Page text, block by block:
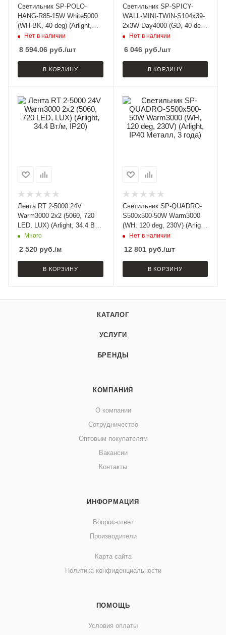
Светильник SP-POLO-
HANG-R85-15W White5000
(WH-BK, 40 deg) (Arlight,
IP20 Металл, 3 года)
Нет в наличии
8 594.06 руб./шт
В КОРЗИНУ
Светильник SP-SPICY-
WALL-MINI-TWIN-S104x39-
2x3W Day4000 (GD, 40 deg,
230V) (Arlight, IP20 Металл,
Нет в наличии
6 046руб./шт
В КОРЗИНУ
Лента RT 2-5000 24V
Warm3000 2x2 (5060, 720
LED, LUX) (Arlight, 34.4 Вт/
м, IP20)
Много
2 520 руб./м
В КОРЗИНУ
Светильник SP-QUADRO-
S500x500-50W Warm3000
(WH, 120 deg, 230V) (Arlight,
IP40 Металл, 3 года)
Нет в наличии
12 801руб./шт
В КОРЗИНУ
КАТАЛОГ
УСЛУГИ
БРЕНДЫ
КОМПАНИЯ
О компании
Сотрудничество
Оптовым покупателям
Вакансии
Контакты
ИНФОРМАЦИЯ
Вопрос-ответ
Производители
Карта сайта
Политика конфиденциальности
ПОМОЩЬ
Условия оплаты